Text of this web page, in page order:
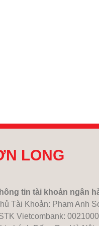
LONG
tin tài khoản ngân
Tài Khoản: Pham Anh
Vietcombank: